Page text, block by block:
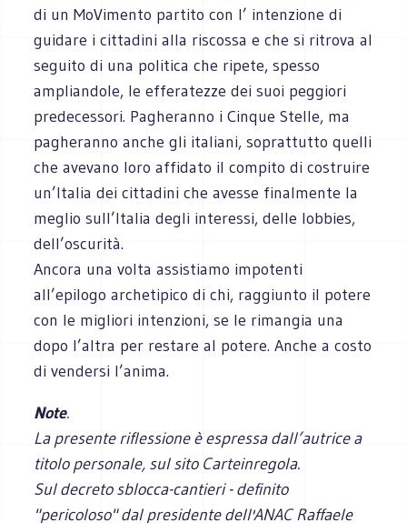
di un MoVimento partito con l’ intenzione di
guidare i cittadini alla riscossa e che si ritrova al
seguito di una politica che ripete, spesso
ampliandole, le efferatezze dei suoi peggiori
predecessori. Pagheranno i Cinque Stelle, ma
pagheranno anche gli italiani, soprattutto quelli
che avevano loro affidato il compito di costruire
un’Italia dei cittadini che avesse finalmente la
meglio sull’Italia degli interessi, delle lobbies,
dell’oscurità.
Ancora una volta assistiamo impotenti
all’epilogo archetipico di chi, raggiunto il potere
con le migliori intenzioni, se le rimangia una
dopo l’altra per restare al potere. Anche a costo
di vendersi l’anima.
Note.
La presente riflessione è espressa dall’autrice a
titolo personale, sul sito Carteinregola.
Sul decreto sblocca-cantieri - definito
"pericoloso" dal presidente dell'ANAC Raffaele